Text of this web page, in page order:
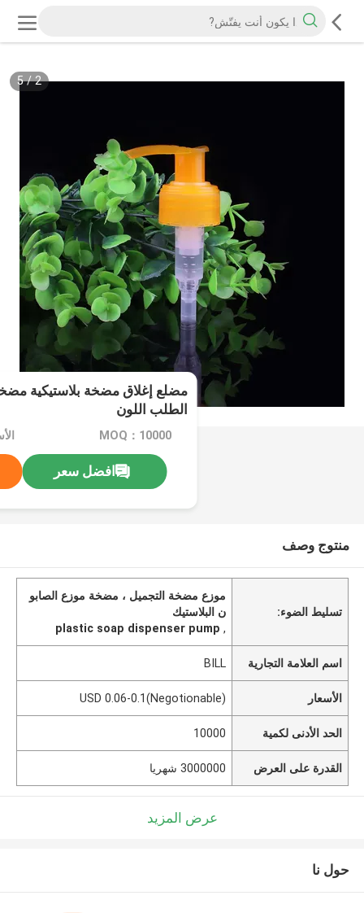
2
/
5
الطلب اللون
MOQ：10000
افضل سعر
منتوج وصف
تسليط الضوء:
موزع مضخة التجميل ، مضخة موزع الصابو
ن البلاستيك
,
plastic soap dispenser pump
اسم العلامة التجارية BILL
الأسعار USD 0.06-0.1(Negotionable)
الحد الأدنى لكمية 10000
القدرة على العرض 3000000 شهريا
عرض المزيد
حول نا